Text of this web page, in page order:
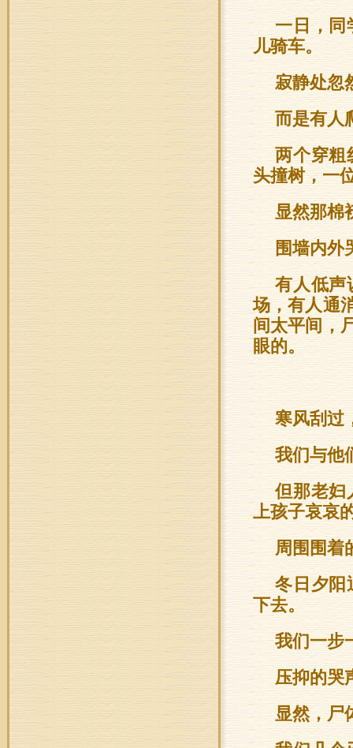
一日，同
儿骑车。
寂静处忽
而是有人
两个穿粗
头撞树，一
显然那棉
围墙内外
有人低声
场，有人通
间太平间，
眼的。
寒风刮过
我们与他
但那老妇
上孩子哀哀
周围围着
冬日夕阳
下去。
我们一步
压抑的哭
显然，尸